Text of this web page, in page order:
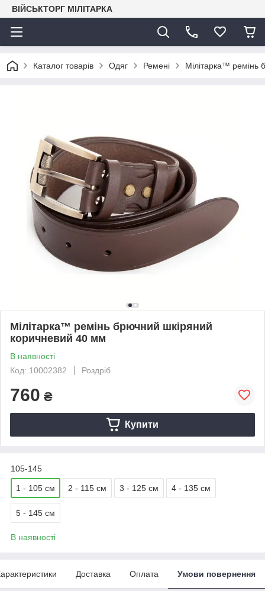
ВІЙСЬКТОРГ МІЛІТАРКА
Каталог товарів Одяг Ремені Мілітарка™ ремінь
Мілітарка™ ремінь брючний шкіряний
коричневий 40 мм
В наявності
Код: 10002382
Роздріб
760 ₴
Купити
105-145
1 - 105 см 2 - 115 см 3 - 125 см 4 - 135 см
5 - 145 см
В наявності
Доставка Оплата Умови повернення